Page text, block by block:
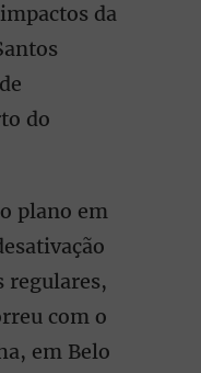
da
do
plano em
regulares,
com o
em Belo